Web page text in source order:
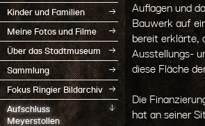
Kinder und Familien
Meine Fotos und Filme
Über das Stadtmuseum
Sammlung
Fokus Ringier Bildarchiv
Aufschluss
Meyerstollen
Auflagen und
Bauwerk auf
bereit erklärte,
Ausstellungs-
diese Fläche
Die
hat an seiner